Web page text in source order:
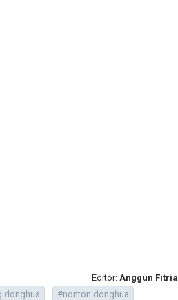
Editor: Anggun Fitria
donghua
#nonton donghua